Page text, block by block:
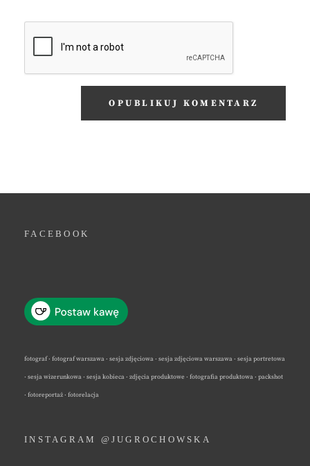
FACEBOOK
fotograf · fotograf warszawa · sesja zdjęciowa · sesja zdjęciowa warszawa · sesja portretowa
· sesja wizerunkowa · sesja kobieca · zdjęcia produktowe · fotografia produktowa · packshot
· fotoreportaż · fotorelacja
INSTAGRAM @JUGROCHOWSKA